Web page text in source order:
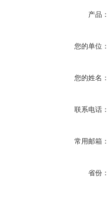
产品：
您的单位：
您的姓名：
联系电话：
常用邮箱：
省份：